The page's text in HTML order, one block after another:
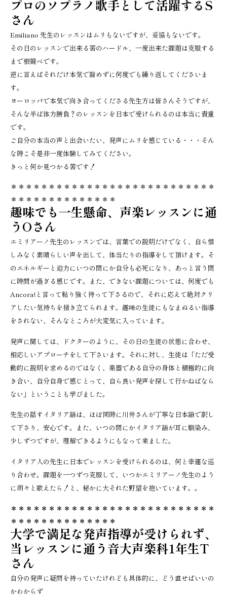
プロのソプラノ歌手として活躍するS
さん
Emiliano 先生のレッスンはムリもないですが、妥協もないです。
その日のレッスンで出来る筈のハードル、 一度出来た課題は克服する
まで根競べです。
逆に言えばそれだけ本気で諦めずに何度でも繰り返してくださいま
す。
ヨーロッパで本気で向き合ってくださる先生方は皆さんそうですが、
そんな半ば体力勝負？ のレッスンを日本で受けられるのは本当に貴重
です。
ご自分の本当の声と出会いたい、発声にムリを感じている・・・ そん
な時こそ是非一度体験してみてください。
きっと何か見つかる筈です！
＊＊＊＊＊＊＊＊＊＊＊＊＊＊＊＊＊＊＊＊＊＊＊＊＊＊＊
＊＊＊＊＊＊＊＊＊＊＊＊＊＊
趣味でも一生懸命、声楽レッスンに通
うOさん
エミリアーノ先生のレッスンでは、言葉での説明だけでなく、自ら惜
しみなく素晴らしい声を出して、体当たりの指導をして頂けます。そ
のエネルギーと迫力にいつの間にか自分も必死になり、あっと言う間
に時間が過ぎる感じです。また、できない課題については、何度でも
Ancora!と言って粘り強く待って下さるので、それに応えて絶対クリ
アしたい気持ちを掻き立てられます。趣味の生徒にもなまぬるい指導
をされない、そんなところが大変気に入っています。
発声に関しては、ドクターのように、その日の生徒の状態に合わせ、
相応しいアプローチをして下さいます。それに対し、生徒は「ただ受
動的に説明を求めるのではなく、楽器である自分の身体と積極的に向
き合い、自分自身で感じとって、自ら良い発声を探して行かねばなら
ない」ということも学びました。
先生の話すイタリア語は、ほぼ同時に川井さんが丁寧な日本語で訳し
て下さり、安心です。また、いつの間にかイタリア語が耳に馴染み、
少しずつですが、理解できるようにもなって来ました。
イタリア人の先生に日本でレッスンを受けられるのは、何と幸運な巡
り合わせ。課題を一つずつ克服して、いつかエミリアーノ先生のよう
に朗々と歌えたら！と、秘かに大それた野望を抱いています。。
＊＊＊＊＊＊＊＊＊＊＊＊＊＊＊＊＊＊＊＊＊＊＊＊＊＊＊
＊＊＊＊＊＊＊＊＊＊＊＊＊＊
大学で満足な発声指導が受けられず、
当レッスンに通う音大声楽科1年生T
さん
自分の発声に疑問を持っていたけれども具体的に、どう直せばいいの
かわからず